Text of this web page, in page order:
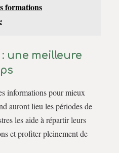
formations
: une meilleure
informations pour mieux
auront lieu les périodes de
les aide à répartir leurs
et profiter pleinement de